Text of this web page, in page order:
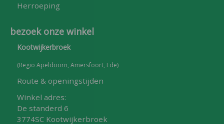
Herroeping
bezoek onze winkel
Kootwijkerbroek
(Regio Apeldoorn, Amersfoort, Ede)
Route & openingstijden
Winkel adres:
De standerd 6
3774SC Kootwijkerbroek